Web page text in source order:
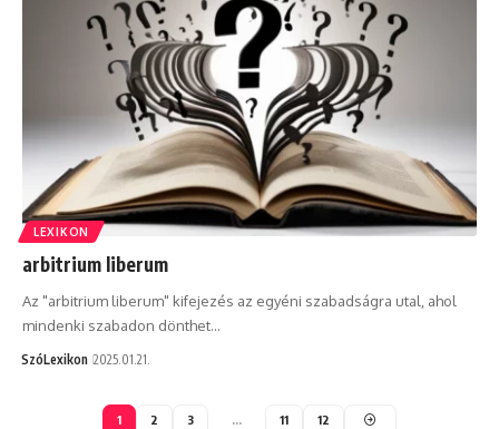
LEXIKON
arbitrium liberum
Az "arbitrium liberum" kifejezés az egyéni szabadságra utal, ahol
mindenki szabadon dönthet…
SzóLexikon 2025.01.21.
1 2 3 … 11 12